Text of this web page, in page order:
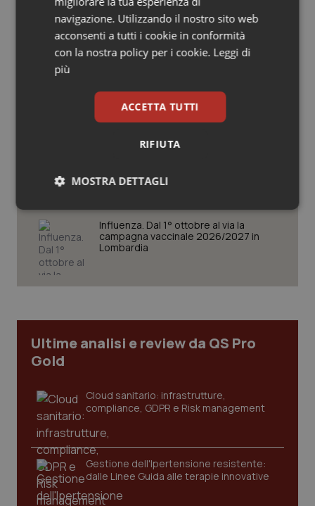
Salute orale & impianti
Sangue & coagulazione
Tumore al seno
Tumori gastrointestinali
Ulcera & Reflusso
Cresce la ricerca in Emilia-Romagna:
nel 2025 condotti 1.530 studi, il
numero più alto degli ultimi cinque
anni
Puglia. Unità di crisi sanitaria al lavoro,
Decaro accelera su 118, liste d’attesa
e conti
di un equivalente meno costoso
Influenza. Dal 1° ottobre al via la
campagna vaccinale 2026/2027 in
Lombardia
Ultime analisi e review da QS Pro
Gold
Cloud sanitario: infrastrutture,
compliance, GDPR e Risk management
Gestione dell'Ipertensione resistente:
dalle Linee Guida alle terapie innovative
navigazione. Utilizzando il nostro sito web
acconsenti a tutti i cookie in conformità
con la nostra policy per i cookie. Leggi di
più
ACCETTA TUTTI
RIFIUTA
MOSTRA DETTAGLI
Necessari Statistici Marketing
I cookie necessari contribuiscono a rendere fruibile il
sito web abilitandone funzionalità di base quali la
navigazione sulle pagine e l'accesso alle aree
Nome
Fornitore/
VISITOR_PRIVACY_METADATA